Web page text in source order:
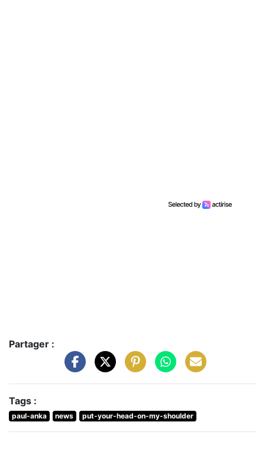
Partager :
Tags :
paul-anka news put-your-head-on-my-shoulder